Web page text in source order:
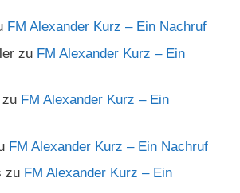
FM Alexander Kurz – Ein Nachruf
zu FM Alexander Kurz – Ein
zu FM Alexander Kurz – Ein
FM Alexander Kurz – Ein Nachruf
zu FM Alexander Kurz – Ein